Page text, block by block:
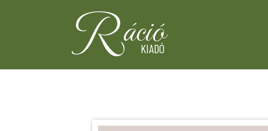
Ráció
KIADÓ